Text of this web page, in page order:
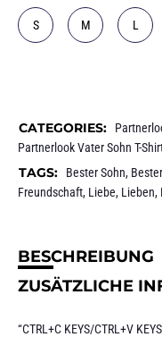
S M L
CATEGORIES:
Partnerlook Vater Sohn T-
TAGS: Bester Sohn,
Freundschaft, Liebe, Lieben,
BESCHREIBUNG
ZUSÄTZLICHE
“CTRL+C KEYS/CTRL+V